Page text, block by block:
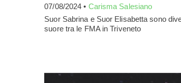
07/08/2024 • Carisma Salesiano
Suor Sabrina e Suor Elisabetta sono
suore tra le FMA in Triveneto